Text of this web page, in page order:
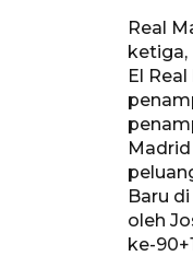
Real
ketiga,
El
Baru
oleh
ke-